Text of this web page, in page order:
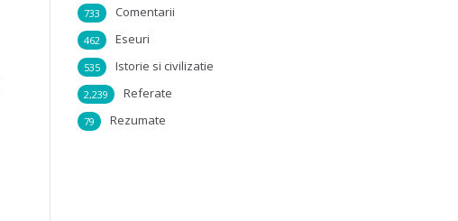
Comentarii
733
Eseuri
462
Istorie si civilizatie
535
Referate
2,239
Rezumate
79